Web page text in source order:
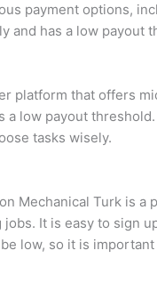
payment options,
and has a low payout
platform that offers
a low payout
tasks wisely.
Mechanical Turk is a
It is easy to sign
low, so it is